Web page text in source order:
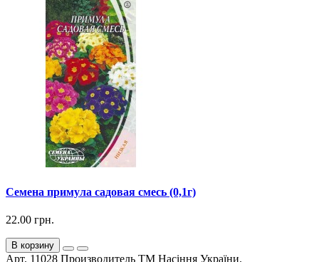
Семена примула садовая смесь (0,1г)
22.00 грн.
В корзину
Арт. 11028 Производитель ТМ Насіння України.